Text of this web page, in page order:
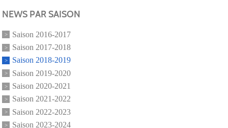
NEWS PAR SAISON
Saison 2016-2017
Saison 2017-2018
Saison 2018-2019
Saison 2019-2020
Saison 2020-2021
Saison 2021-2022
Saison 2022-2023
Saison 2023-2024